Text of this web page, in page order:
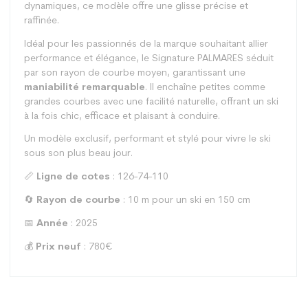
dynamiques, ce modèle offre une glisse précise et
raffinée.
Idéal pour les passionnés de la marque souhaitant allier
performance et élégance, le Signature PALMARES séduit
par son rayon de courbe moyen, garantissant une
maniabilité remarquable. Il enchaîne petites comme
grandes courbes avec une facilité naturelle, offrant un ski
à la fois chic, efficace et plaisant à conduire.
Un modèle exclusif, performant et stylé pour vivre le ski
sous son plus beau jour.
📏 Ligne de cotes : 126-74-110
🔄 Rayon de courbe : 10 m pour un ski en 150 cm
📅 Année : 2025
💰 Prix neuf : 780€